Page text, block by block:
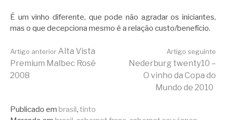
É um vinho diferente, que pode não agradar os iniciantes,
mas o que decepciona mesmo é a relação custo/benefício.
Continue
Artigo anterior Alta Vista
Premium Malbec Rosé
2008
Artigo seguinte
Nederburg twenty10 –
O vinho da Copa do
Mundo de 2010
Publicado em brasil, tinto